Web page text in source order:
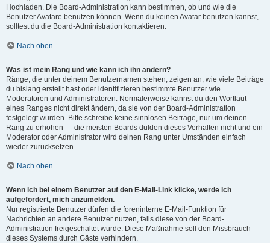
Hochladen. Die Board-Administration kann bestimmen, ob und wie die
Benutzer Avatare benutzen können. Wenn du keinen Avatar benutzen kannst,
solltest du die Board-Administration kontaktieren.
Nach oben
Was ist mein Rang und wie kann ich ihn ändern?
Ränge, die unter deinem Benutzernamen stehen, zeigen an, wie viele Beiträge
du bislang erstellt hast oder identifizieren bestimmte Benutzer wie
Moderatoren und Administratoren. Normalerweise kannst du den Wortlaut
eines Ranges nicht direkt ändern, da sie von der Board-Administration
festgelegt wurden. Bitte schreibe keine sinnlosen Beiträge, nur um deinen
Rang zu erhöhen — die meisten Boards dulden dieses Verhalten nicht und ein
Moderator oder Administrator wird deinen Rang unter Umständen einfach
wieder zurücksetzen.
Nach oben
Wenn ich bei einem Benutzer auf den E-Mail-Link klicke, werde ich
aufgefordert, mich anzumelden.
Nur registrierte Benutzer dürfen die foreninterne E-Mail-Funktion für
Nachrichten an andere Benutzer nutzen, falls diese von der Board-
Administration freigeschaltet wurde. Diese Maßnahme soll den Missbrauch
dieses Systems durch Gäste verhindern.